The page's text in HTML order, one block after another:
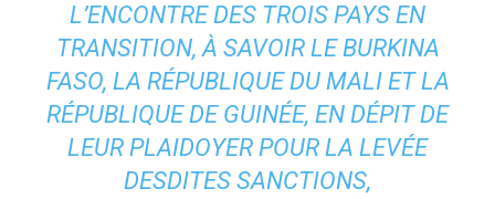
L’ENCONTRE DES TROIS PAYS EN
TRANSITION, À SAVOIR LE BURKINA
FASO, LA RÉPUBLIQUE DU MALI ET LA
RÉPUBLIQUE DE GUINÉE, EN DÉPIT DE
LEUR PLAIDOYER POUR LA LEVÉE
DESDITES SANCTIONS,